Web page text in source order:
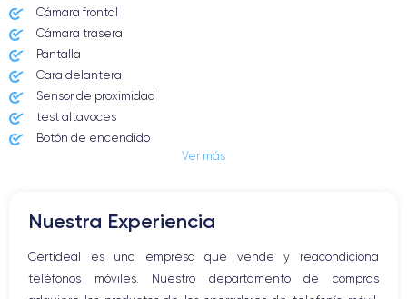
Cámara frontal
Cámara trasera
Pantalla
Cara delantera
Sensor de proximidad
test altavoces
Botón de encendido
Altavoz
Botón Inicio
Bluetooth
Ver más
Nuestra Experiencia
Certideal es una empresa que vende y reacondiciona
teléfonos móviles. Nuestro departamento de compras